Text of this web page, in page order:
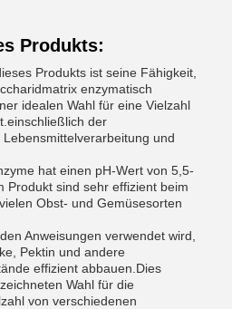
Produkts:
Produkts ist seine Fähigkeit,
enzymatisch
idealen Wahl für eine Vielzahl
der
und
hat einen pH-Wert von 5,5-
Produkt sind sehr effizient beim
Obst- und Gemüsesorten
Anweisungen verwendet wird,
Pektin und andere
effizient abbauen.Dies
Wahl für die
von verschiedenen